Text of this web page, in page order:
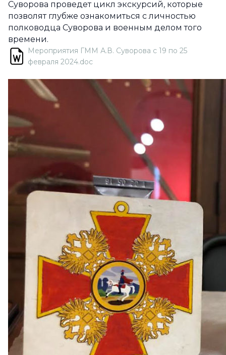
Суворова проведет цикл экскурсий, которые
позволят глубже ознакомиться с личностью
полководца Суворова и военным делом того
времени.
Мероприятия ГММ А.В. Суворова с 19 по 25
февраля 2024.doc